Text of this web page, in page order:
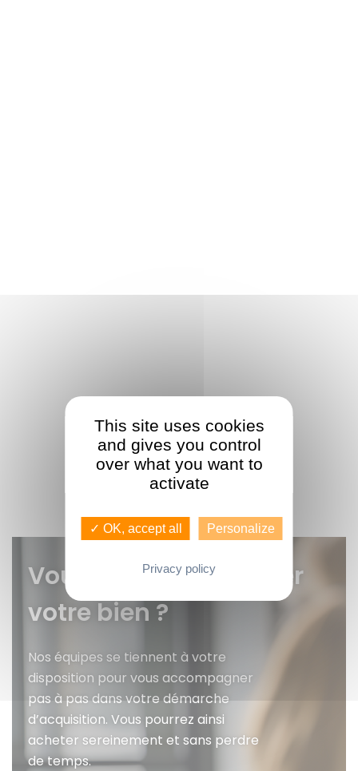
Vous voulez faire gérer
votre bien ?
Nos équipes se tiennent à votre
disposition pour vous accompagner
pas à pas dans votre démarche
d’acquisition. Vous pourrez ainsi
acheter sereinement et sans perdre
de temps.
This site uses cookies
and gives you control
over what you want to
activate
✓ OK, accept all Personalize
Privacy policy